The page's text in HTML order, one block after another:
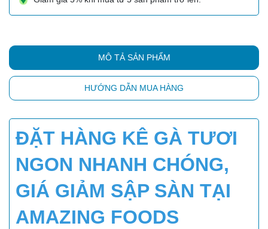
MÔ TẢ SẢN PHẨM
HƯỚNG DẪN MUA HÀNG
ĐẶT HÀNG KÊ GÀ TƯƠI
NGON NHANH CHÓNG,
GIÁ GIẢM SẬP SÀN TẠI
AMAZING FOODS